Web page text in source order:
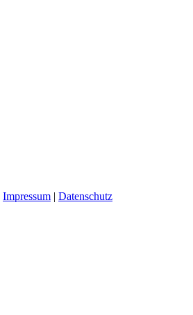
Impressum | Datenschutz